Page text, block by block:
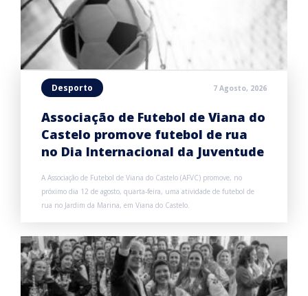
Desporto 7 Agosto, 2026
Associação de Futebol de Viana do
Castelo promove futebol de rua
no Dia Internacional da Juventude
A Associação de Futebol de Viana do Castelo (AFVC) promove, no
próximo dia 12 de agosto, quarta-feira, uma atividade de futebol de
rua no Jardim da Marina, em Viana do Castelo.